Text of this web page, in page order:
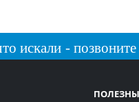
искали -